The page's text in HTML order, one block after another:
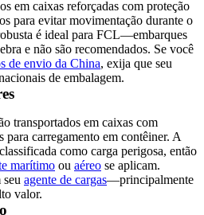
em caixas reforçadas com proteção
para evitar movimentação durante o
é ideal para FCL—embarques
e não são recomendados. Se você
de envio da China, exija que seu
de embalagem.
transportados em caixas com
para carregamento em contêiner. A
como carga perigosa, então
marítimo ou aéreo se aplicam.
seu agente de cargas—principalmente
valor.